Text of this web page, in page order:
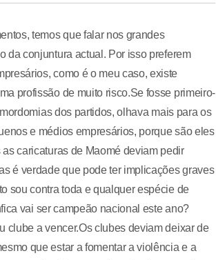
temos que falar nos grandes
da conjuntura actual. Por isso preferem
como é o meu caso, existe
profissão de muito risco.Se fosse primeiro-
dos partidos, olhava mais para os
e médios empresários, porque são eles
caricaturas de Maomé deviam pedir
é verdade que pode ter implicações graves
sou contra toda e qualquer espécie de
vai ser campeão nacional este ano?
clube a vencer.Os clubes deviam deixar de
que estar a fomentar a violência e a